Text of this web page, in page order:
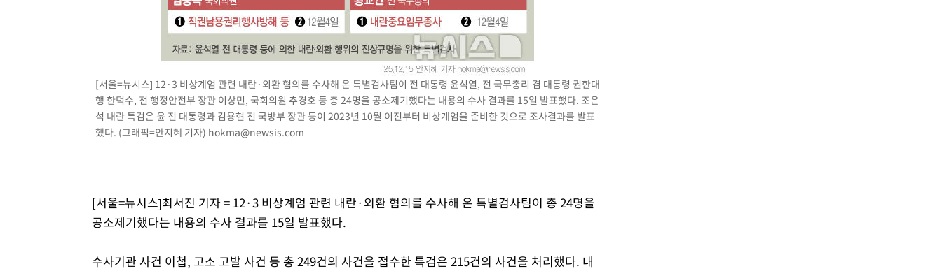
[서울=뉴시스] 12·3 비상계엄 관련 내란·외환 혐의를 수사해 온 특별검사팀이 전 대통령 윤석열, 전 국무총리 겸 대통령 권한대
행 한덕수, 전 행정안전부 장관 이상민, 국회의원 추경호 등 총 24명을 공소제기했다는 내용의 수사 결과를 15일 발표했다. 조은
석 내란 특검은 윤 전 대통령과 김용현 전 국방부 장관 등이 2023년 10월 이전부터 비상계엄을 준비한 것으로 조사결과를 발표
했다. (그래픽=안지혜 기자) hokma@newsis.com
[서울=뉴시스]최서진 기자 = 12·3 비상계엄 관련 내란·외환 혐의를 수사해 온 특별검사팀이 총 24명을
공소제기했다는 내용의 수사 결과를 15일 발표했다.
수사기관 사건 이첩, 고소 고발 사건 등 총 249건의 사건을 접수한 특검은 215건의 사건을 처리했다. 내